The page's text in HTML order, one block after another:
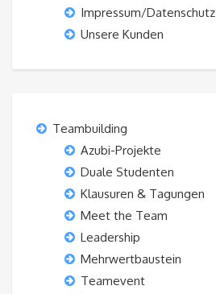
Impressum/Datenschutz
Unsere Kunden
Teambuilding
Azubi-Projekte
Duale Studenten
Klausuren & Tagungen
Meet the Team
Leadership
Mehrwertbaustein
Teamevent